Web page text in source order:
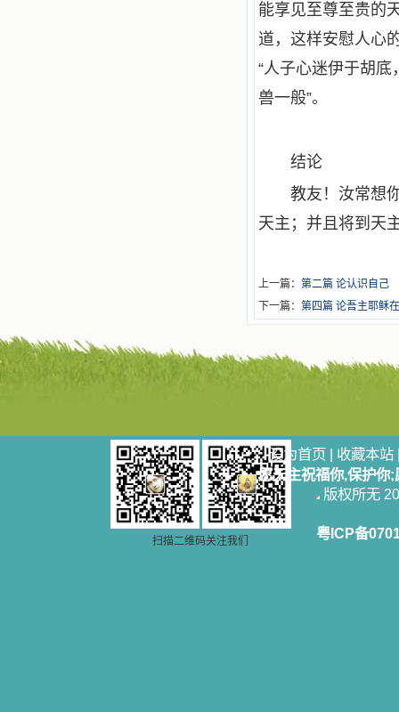
能享见至尊至贵的
道，这样安慰人心
“人子心迷伊于胡底
兽一般”。
结论
教友！汝常想
天主；并且将到天
上一篇： 第二篇 论认识自己
下一篇： 第四篇 论吾主耶稣
扫描二维码关注我们
设为首页 | 收藏本站
愿天主祝福你,保护你
版权所无
粤ICP备